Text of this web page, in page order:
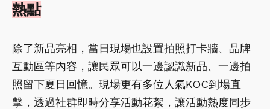
熱點
除了新品亮相，當日現場也設置拍照打卡牆、品牌
互動區等內容，讓民眾可以一邊認識新品、一邊拍
照留下夏日回憶。現場更有多位人氣KOC到場直
擊，透過社群即時分享活動花絮，讓活動熱度同步